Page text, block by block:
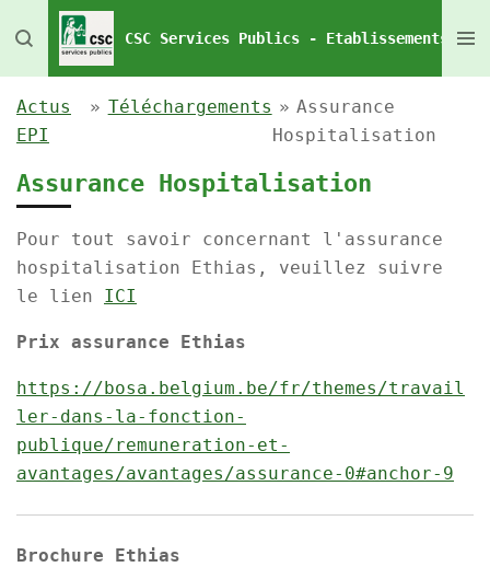
Passer
au
contenu
principal
CSC Services Publics - Etablissements
Actus
EPI
» Téléchargements » Assurance
Hospitalisation
Assurance Hospitalisation
Pour tout savoir concernant l'assurance
hospitalisation Ethias, veuillez suivre
le lien ICI
Prix assurance Ethias
https://bosa.belgium.be/fr/themes/travail
ler-dans-la-fonction-
publique/remuneration-et-
avantages/avantages/assurance-0#anchor-9
Brochure Ethias